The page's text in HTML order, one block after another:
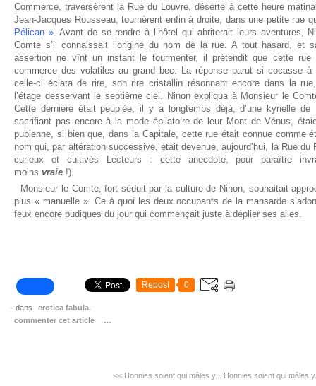
Commerce, traversèrent la Rue du Louvre, déserte à cette heure
Jean-Jacques Rousseau, tournèrent enfin à droite, dans une petite rue
Pélican ». Avant de se rendre à l’hôtel qui abriterait leurs aventures,
Comte s’il connaissait l’origine du nom de la rue. A tout hasard, et
assertion ne vînt un instant le tourmenter, il prétendit que cette rue
commerce des volatiles au grand bec. La réponse parut si cocasse à
celle-ci éclata de rire, son rire cristallin résonnant encore dans la
l’étage desservant le septième ciel. Ninon expliqua à Monsieur le
Cette dernière était peuplée, il y a longtemps déjà, d’une kyrielle
sacrifiant pas encore à la mode épilatoire de leur Mont de Vénus,
pubienne, si bien que, dans la Capitale, cette rue était connue comme
nom qui, par altération successive, était devenue, aujourd’hui, la Rue du
curieux et cultivés Lecteurs : cette anecdote, pour paraître
moins vraie !).
Monsieur le Comte, fort séduit par la culture de Ninon, souhaitait
plus « manuelle ». Ce à quoi les deux occupants de la mansarde
feux encore pudiques du jour qui commençait juste à déplier ses ailes.
Repost 0
- dans
erotica fabula.
commenter cet article
…
<< Honnies soient qui mâles y... Honnies soient qui mâles